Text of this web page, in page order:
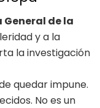
General de la
y a la
la investigación
quedar impune.
No es un